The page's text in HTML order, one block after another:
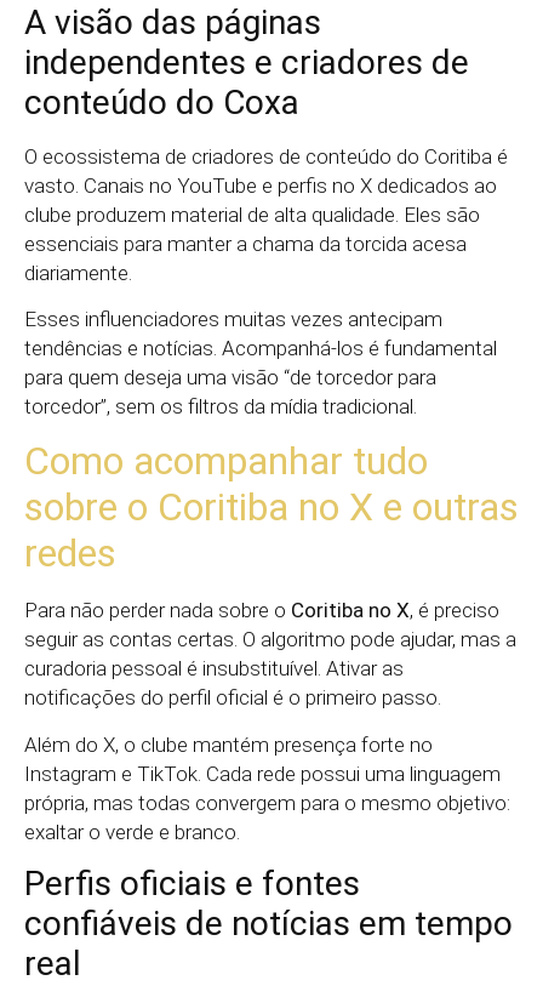
A visão das páginas
independentes e criadores de
conteúdo do Coxa
O ecossistema de criadores de conteúdo do Coritiba é
vasto. Canais no YouTube e perfis no X dedicados ao
clube produzem material de alta qualidade. Eles são
essenciais para manter a chama da torcida acesa
diariamente.
Esses influenciadores muitas vezes antecipam
tendências e notícias. Acompanhá-los é fundamental
para quem deseja uma visão “de torcedor para
torcedor”, sem os filtros da mídia tradicional.
Como acompanhar tudo
sobre o Coritiba no X e outras
redes
Para não perder nada sobre o Coritiba no X, é preciso
seguir as contas certas. O algoritmo pode ajudar, mas a
curadoria pessoal é insubstituível. Ativar as
notificações do perfil oficial é o primeiro passo.
Além do X, o clube mantém presença forte no
Instagram e TikTok. Cada rede possui uma linguagem
própria, mas todas convergem para o mesmo objetivo:
exaltar o verde e branco.
Perfis oficiais e fontes
confiáveis de notícias em tempo
real